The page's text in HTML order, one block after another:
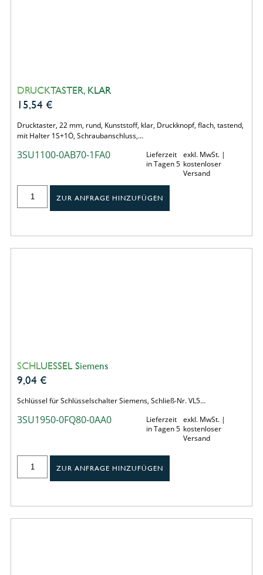
DRUCKTASTER, KLAR
15,54 €
Drucktaster, 22 mm, rund, Kunststoff, klar, Druckknopf, flach, tastend,
mit Halter 1S+1Ö, Schraubanschluss,…
3SU1100-0AB70-1FA0
Lieferzeit
in Tagen 5
exkl. MwSt. |
kostenloser
Versand
ZUR ANFRAGE HINZUFÜGEN
SCHLUESSEL Siemens
9,04 €
Schlüssel für Schlüsselschalter Siemens, Schließ-Nr. VL5…
3SU1950-0FQ80-0AA0
Lieferzeit
in Tagen 5
exkl. MwSt. |
kostenloser
Versand
ZUR ANFRAGE HINZUFÜGEN